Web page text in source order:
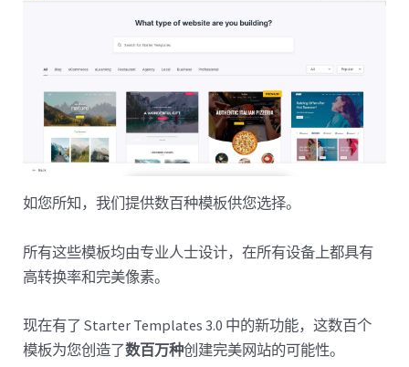
如您所知，我们提供数百种模板供您选择。
所有这些模板均由专业人士设计，在所有设备上都具有
高转换率和完美像素。
现在有了 Starter Templates 3.0 中的新功能，这数百个
模板为您创造了数百万种创建完美网站的可能性。